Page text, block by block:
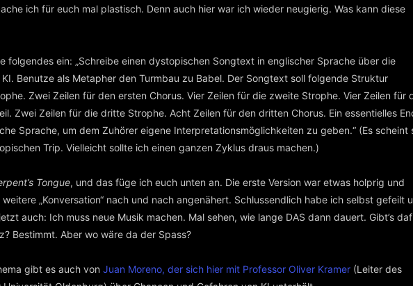
ich für euch mal plastisch. Denn auch hier war ich wieder neugierig. Was kann diese
folgendes ein: „Schreibe einen dystopischen Songtext in englischer Sprache über die
Benutze als Metapher den Turmbau zu Babel. Der Songtext soll folgende Struktur
Zwei Zeilen für den ersten Chorus. Vier Zeilen für die zweite Strophe. Vier Zeilen für
Zwei Zeilen für die dritte Strophe. Acht Zeilen für den dritten Chorus. Ein essentielles
Sprache, um dem Zuhörer eigene Interpretationsmöglichkeiten zu geben.“ (Es scheint
Trip. Vielleicht sollte ich einen ganzen Zyklus draus machen.)
Tongue, und das füge ich euch unten an. Die erste Version war etwas holprig und
„Konversation“ nach und nach angenähert. Schlussendlich habe ich selbst gefeilt
auch: Ich muss neue Musik machen. Mal sehen, wie lange DAS dann dauert. Gibt’s
Bestimmt. Aber wo wäre da der Spass?
gibt es auch von Juan Moreno, der sich hier mit Professor Oliver Kramer (Leiter des